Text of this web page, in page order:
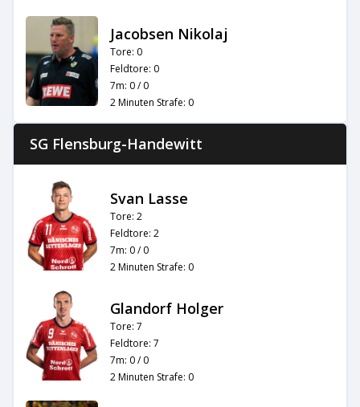
Jacobsen Nikolaj
Tore: 0
Feldtore: 0
7m: 0 / 0
2 Minuten Strafe: 0
SG Flensburg-Handewitt
Svan Lasse
Tore: 2
Feldtore: 2
7m: 0 / 0
2 Minuten Strafe: 0
Glandorf Holger
Tore: 7
Feldtore: 7
7m: 0 / 0
2 Minuten Strafe: 0